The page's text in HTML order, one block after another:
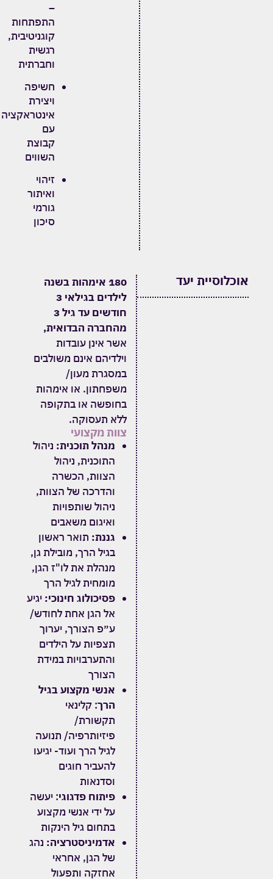
–
התפתחות
קוגניטיבית,
רגשית
וחברתית
חשיפה
ויצירת
אינטראקציה
עם
קבוצת
השווים
זיהוי
ואיתור
גורמי
סיכון
אוכלוסיית יעד 180אימהות בשנה
לילדים בגילאי 3
חודשים עד גיל 3
מהחברה הבדואית,
אשר אינן עובדות
וילדיהם אינם משולבים
במסגרת מעון/
משפחתון. או אימהות
בחופשה או בתקופה
ללא תעסוקה.
צוות מקצועי
מנהל תוכנית:ניהול
התוכנית, ניהול
הצוות, הכשרה
והדרכה של הצוות,
ניהול שותפויות
ואיגום משאבים
גננת:תואר ראשון
בגיל הרך,מובילת גן,
מנהלת את לו"ז הגן,
מומחית לגיל הרך
פסיכולוג חינוכי:יגיע
אל הגן אחת לחודש/
ע״פ הצורך, יערוך
תצפיות על הילדים
והתערבויות במידת
הצורך
אנשי מקצוע בגיל
הרך: קלינאי
תקשורת/
פיזיותרפיה/ תנועה
לגיל הרך ועוד- יגיעו
להעביר חוגים
וסדנאות
פיתוח פדגוגי: יעשה
על ידי אנשי מקצוע
בתחום גיל הינקות
אדמיניסטרציה:נהג
של הגן, אחראי
אחזקה ותפעול